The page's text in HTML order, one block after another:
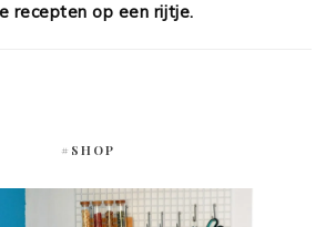
recepten op een rijtje.
#SHOP